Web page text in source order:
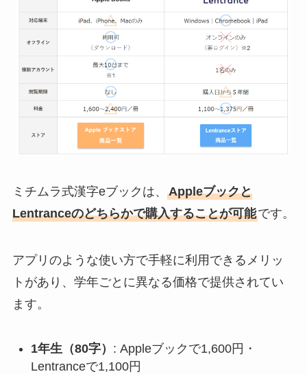
ミチムラ式漢字eブックは、 Appleブックと
Lentranceのどちらかで購入することが可能です。
アプリのような使い方で手軽に利用できるメリッ
トがあり、学年ごとに異なる価格で提供されてい
ます。
1年生（80字） : Appleブックで1,600円・
Lentranceで1,100円